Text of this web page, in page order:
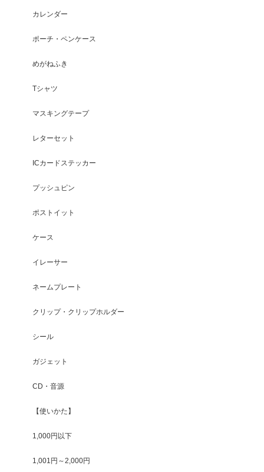
カレンダー
ポーチ・ペンケース
めがねふき
Tシャツ
マスキングテープ
レターセット
ICカードステッカー
プッシュピン
ポストイット
ケース
イレーサー
ネームプレート
クリップ・クリップホルダー
シール
ガジェット
CD・音源
【使いかた】
1,000円以下
1,001円～2,000円